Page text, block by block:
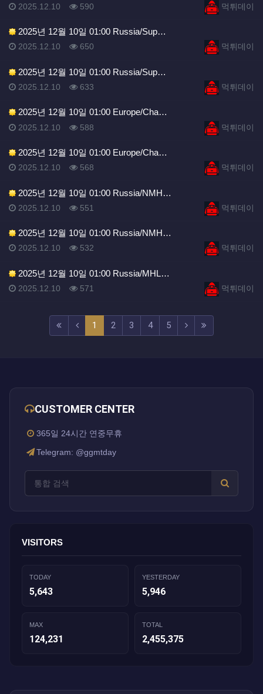
등록자먹튀데이
등록일
2025.12.10 조회
590
2025년 12월 10일 01:00 Russia/Sup…
등록자먹튀데이
등록일
2025.12.10 조회
650
2025년 12월 10일 01:00 Russia/Sup…
등록자먹튀데이
등록일
2025.12.10 조회
633
2025년 12월 10일 01:00 Europe/Cha…
등록자먹튀데이
등록일
2025.12.10 조회
588
2025년 12월 10일 01:00 Europe/Cha…
등록자먹튀데이
등록일
2025.12.10 조회
568
2025년 12월 10일 01:00 Russia/NMH…
등록자먹튀데이
등록일
2025.12.10 조회
551
2025년 12월 10일 01:00 Russia/NMH…
등록자먹튀데이
등록일
2025.12.10 조회
532
2025년 12월 10일 01:00 Russia/MHL…
등록자먹튀데이
등록일
2025.12.10 조회
571
1 (current)
2 3 4 5 (next)
CUSTOMER CENTER
365일 24시간 연중무휴
Telegram: @ggmtday
VISITORS
TODAY
5,643
YESTERDAY
5,946
MAX
124,231
TOTAL
2,455,375